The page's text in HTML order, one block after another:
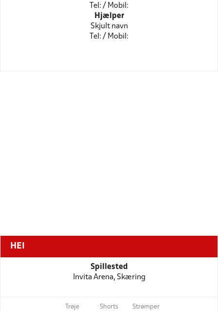
Tel: / Mobil:
Hjælper
Skjult navn
Tel: / Mobil:
HEI
Spillested
Invita Arena, Skæring
Trøje Shorts Strømper